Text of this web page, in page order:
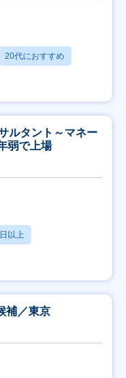
20代におすすめ
ルタント～マネー
弱で上場
以上
補／東京